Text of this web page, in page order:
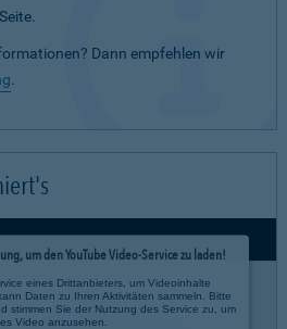
Dann empfehlen wir
.
um den YouTube Video-Service zu laden!
eines Drittanbieters, um Videoinhalte
Daten zu Ihren Aktivitäten sammeln. Bitte
stimmen Sie der Nutzung des Service zu, um
Video anzusehen.